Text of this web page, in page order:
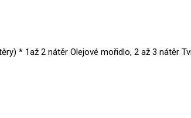
* 1až 2 nátěr Olejové mořidlo, 2 až 3 nátěr